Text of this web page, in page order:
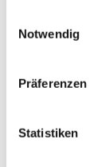
Notwendig
Präferenzen
Statistiken
Jetzt
05.08.2026